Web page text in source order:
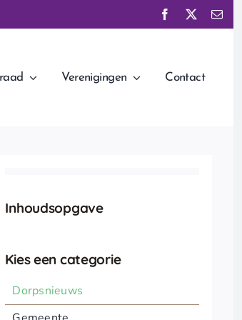
Verenigingen Contact
Inhoudsopgave
Kies een categorie
Dorpsnieuws